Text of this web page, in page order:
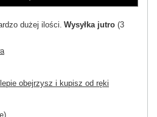
dużej ilości Wysyłka jutro (3
obejrzysz i kupisz od ręki
)